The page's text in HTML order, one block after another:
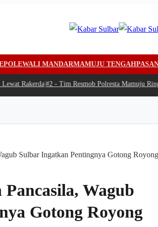
POLEWALI MANDARMAMUJU TENGAH
Rakerda|#2 -Tim Resmob Polresta Mamuju
Sulbar Ingatkan Pentingnya Gotong Royong
Wagub
Gotong Royong